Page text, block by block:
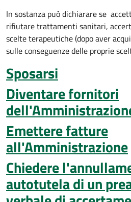
In sostanza può dichiarare se
rifiutare trattamenti sanitari,
scelte terapeutiche (dopo aver
sulle conseguenze delle proprie
Sposarsi
Diventare fornitori
Emettere fatture
all'Amministrazione
Chiedere
autotutela di un